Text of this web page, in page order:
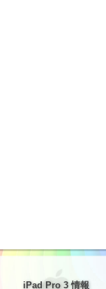
iPad Pro 3 情報